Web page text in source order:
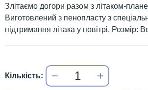
Злітаємо догори разом з літаком-
Виготовлений з пенопласту з
підтримання літака у повітрі. Розмір: